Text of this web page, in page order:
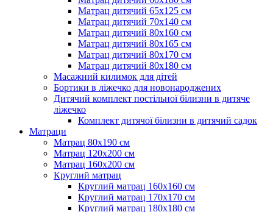
Матрац дитячий 65х125 см
Матрац дитячий 70х140 см
Матрац дитячий 80х160 см
Матрац дитячий 80х165 см
Матрац дитячий 80х170 см
Матрац дитячий 80х180 см
Масажний килимок для дітей
Бортики в ліжечко для новонароджених
Дитячий комплект постільної білизни в дитяче
ліжечко
Комплект дитячої білизни в дитячий садок
Матраци
Матрац 80х190 см
Матрац 120х200 см
Матрац 160х200 см
Круглий матрац
Круглий матрац 160х160 см
Круглий матрац 170х170 см
Круглий матрац 180х180 см